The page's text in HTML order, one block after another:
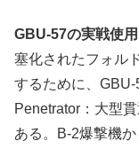
GBU-57の実戦使
塞化されたフォル
するために、
Penetrator：大型
ある。B-2爆撃機